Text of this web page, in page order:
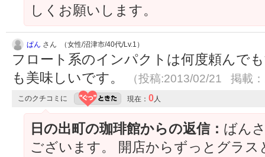
しくお願いします。
ぱん さん （女性/沼津市/40代/Lv.1）
フロート系のインパクトは何度頼んで
も美味しいです。
（投稿:2013/02/21 掲載
このクチコミに 現在： 0人
日の出町の珈琲館からの返信： ばん
ございます。 開店からずっとグラ